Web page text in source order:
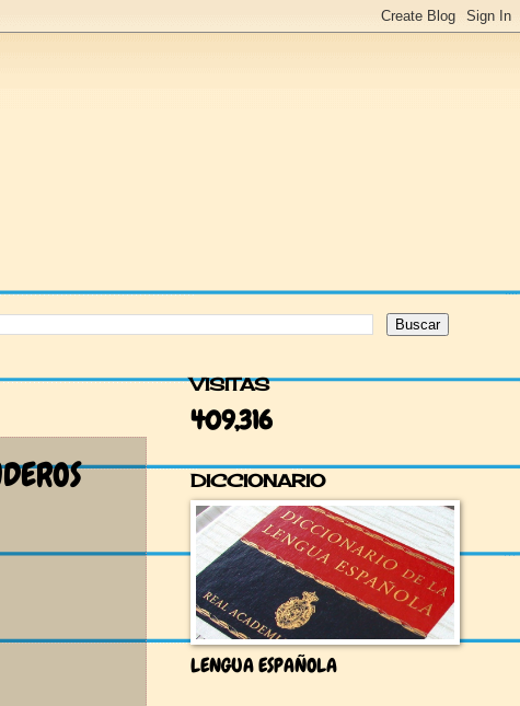
VISITAS
409,316
DICCIONARIO
LENGUA ESPAÑOLA